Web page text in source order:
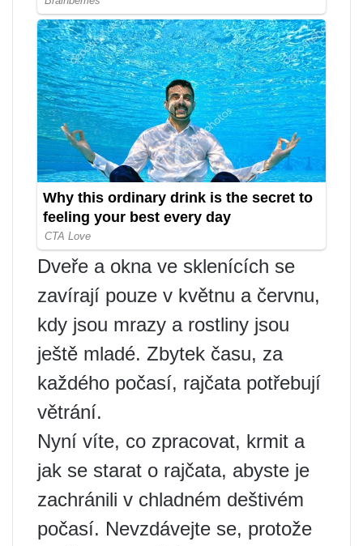
Dveře a okna ve sklenících se
zavírají pouze v květnu a červnu,
kdy jsou mrazy a rostliny jsou
ještě mladé. Zbytek času, za
každého počasí, rajčata potřebují
větrání.
Nyní víte, co zpracovat, krmit a
jak se starat o rajčata, abyste je
zachránili v chladném deštivém
počasí. Nevzdávejte se, protože